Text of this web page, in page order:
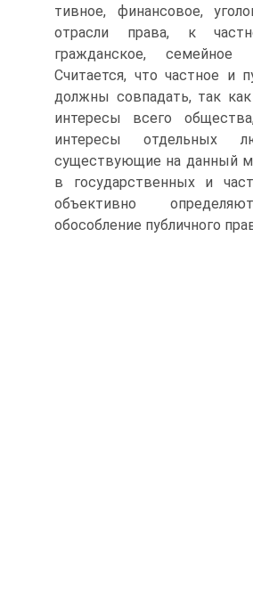
тивное, финансовое,
отрасли права, к
гражданское,
Считается, что частное и
должны совпадать, так как
интересы всего
интересы отдель­ных
существующие на данный
в государственных и
объективно
обособление публичного